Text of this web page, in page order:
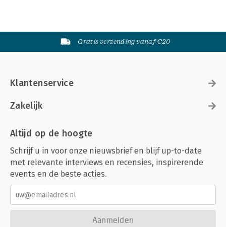
Gratis verzending vanaf €20
Klantenservice
Zakelijk
Altijd op de hoogte
Schrijf u in voor onze nieuwsbrief en blijf up-to-date
met relevante interviews en recensies, inspirerende
events en de beste acties.
Aanmelden